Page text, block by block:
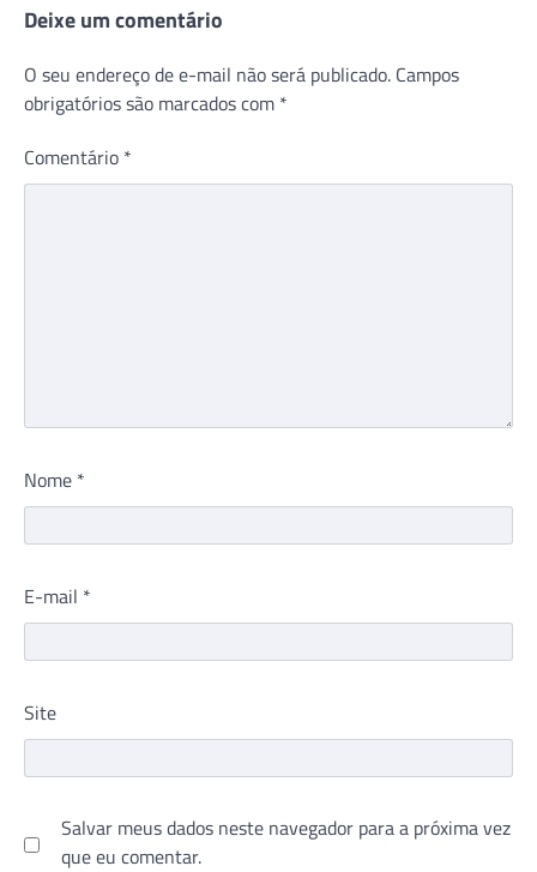
Deixe um comentário
O seu endereço de e-mail não será publicado. Campos
obrigatórios são marcados com *
Comentário *
Nome *
E-mail *
Site
Salvar meus dados neste navegador para a próxima vez
que eu comentar.